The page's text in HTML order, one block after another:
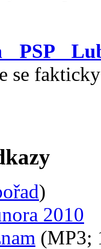
PSP
se
)
2010
(MP3;